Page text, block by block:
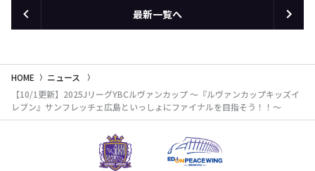
最新一覧へ
HOME
ニュース
【10/1更新】2025JリーグYBCルヴァンカップ ～『ルヴァンカップキッズイ
レブン』サンフレッチェ広島といっしょにファイナルを目指そう！！～